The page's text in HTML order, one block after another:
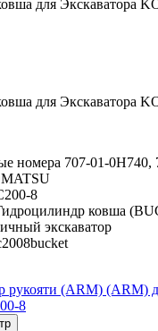
для Экскаватора
для Экскаватора
номера 707-01-0H740,
8
ковша
экскаватор